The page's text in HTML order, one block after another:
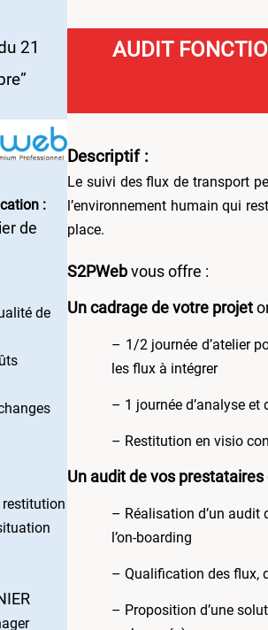
21
AUDIT
:
de
de
Descriptif :
Le suivi des flux de transport
l’environnement humain qui
place.
S2PWebvous offre :
Un cadrage de votre projet
– 1/2 journée d’atelier
les flux à intégrer
– 1 journée d’analyse et
– Restitution en visio
Un audit de vos
– Réalisation d’un audit
l’on-boarding
– Qualification des flux,
– Proposition d’une